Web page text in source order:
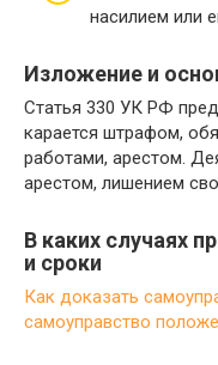
насилием или
Изложение и
Статья 330 УК РФ
карается штрафом,
работами, арестом.
арестом, лишением
В каких случаях
и сроки
Как доказать
самоуправство